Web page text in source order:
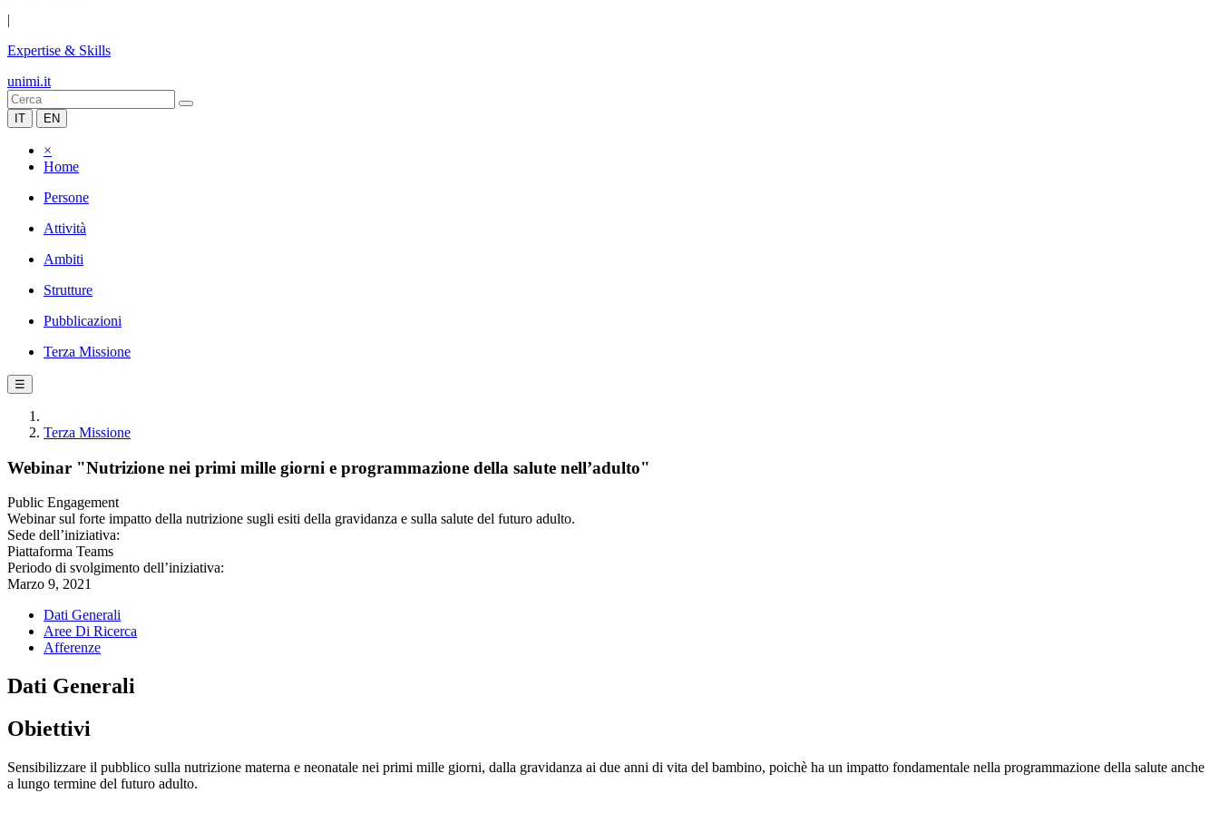
|
Expertise & Skills
unimi.it
IT EN
×
Home
Persone
Attività
Ambiti
Strutture
Pubblicazioni
Terza Missione
☰
Terza Missione
Webinar "Nutrizione nei primi mille giorni e programmazione della salute nell’adulto"
Public Engagement
Webinar sul forte impatto della nutrizione sugli esiti della gravidanza e sulla salute del futuro adulto.
Sede dell’iniziativa:
Piattaforma Teams
Periodo di svolgimento dell’iniziativa:
Marzo 9, 2021
Dati Generali
Aree Di Ricerca
Afferenze
Dati Generali
Obiettivi
Sensibilizzare il pubblico sulla nutrizione materna e neonatale nei primi mille giorni, dalla gravidanza ai due anni di vita del bambino, poichè ha un impatto fondamentale nella programmazione della salute anche
a lungo termine del futuro adulto.